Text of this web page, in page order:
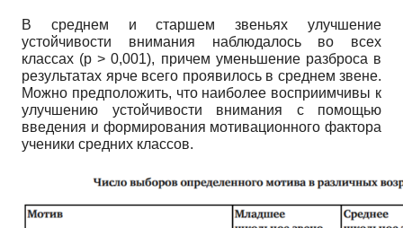
В среднем и старшем звеньях улучшение
устойчивости внимания наблюдалось во всех
классах (р > 0,001), причем уменьшение разброса в
результатах ярче всего проявилось в среднем звене.
Можно предположить, что наиболее восприимчивы к
улучшению устойчивости внимания с помощью
введения и формирования мотивационного фактора
ученики средних классов.